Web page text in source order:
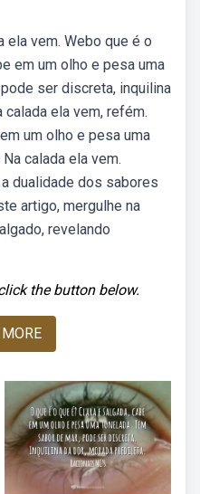
ela vem. Webo que é o
em um olho e pesa uma
ser discreta, inquilina
calada ela vem, refém.
um olho e pesa uma
calada ela vem.
dualidade dos sabores
artigo, mergulhe na
revelando
the button below.